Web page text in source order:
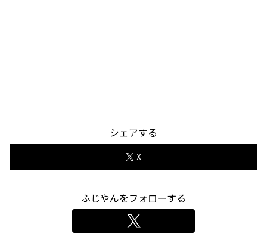
シェアする
X
ふじやんをフォローする